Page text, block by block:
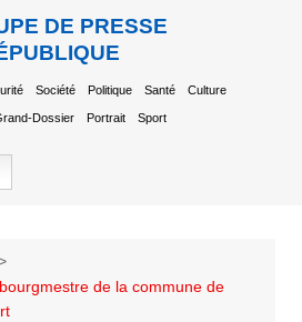
DE PRESSE
Société Politique Santé Culture
Dossier Portrait Sport
de la commune de